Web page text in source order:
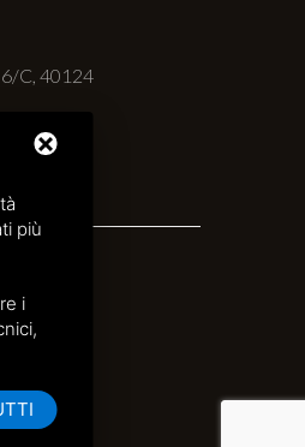
C, 40124
più
i